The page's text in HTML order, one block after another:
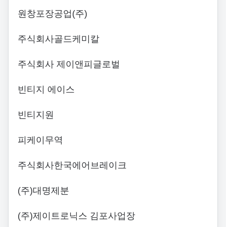
원창포장공업(주)
주식회사골드케미칼
주식회사 제이앤피글로벌
빈티지 에이스
빈티지원
피케이무역
주식회사한국에어브레이크
(주)대명제분
(주)제이트로닉스 김포사업장